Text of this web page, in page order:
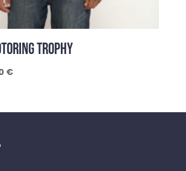
TROPHY
€Le
est :